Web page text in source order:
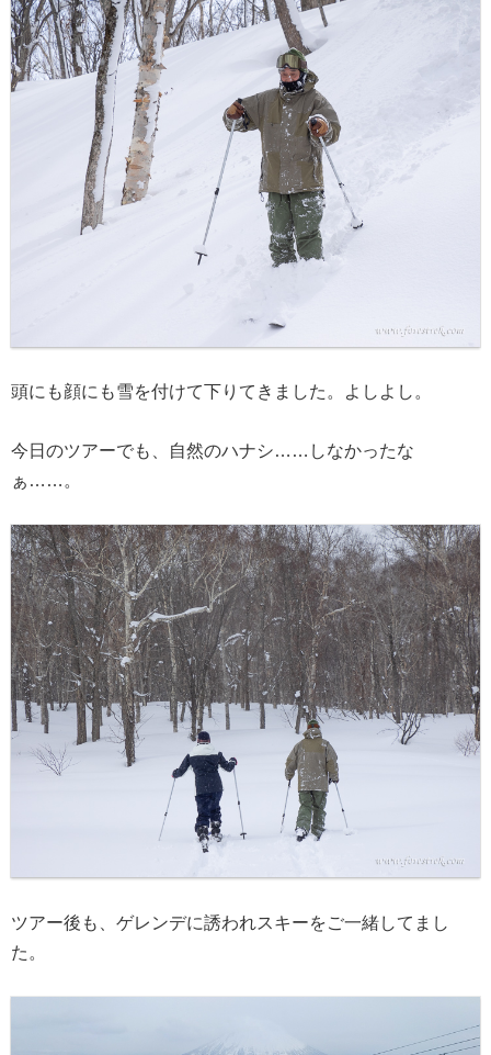
頭にも顔にも雪を付けて下りてきました。よしよし。
今日のツアーでも、自然のハナシ……しなかったな
ぁ……。
ツアー後も、ゲレンデに誘われスキーをご一緒してまし
た。